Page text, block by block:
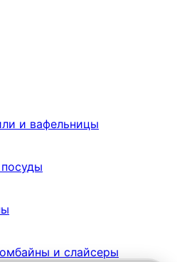
и вафельницы
и слайсеры